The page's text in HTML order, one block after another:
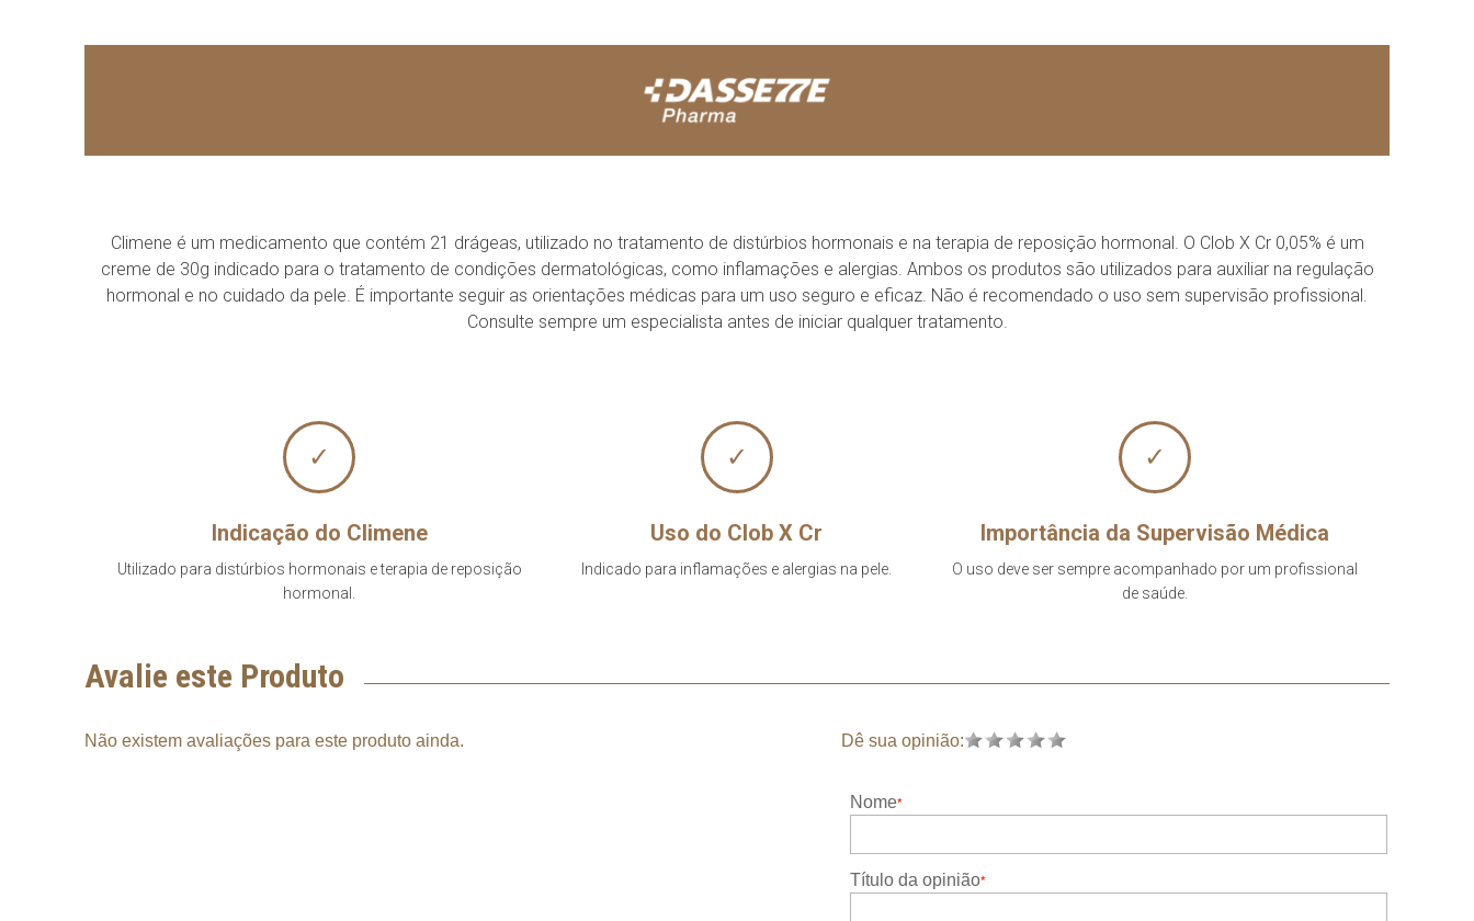
Climene é um medicamento que contém 21 drágeas, utilizado no tratamento de distúrbios hormonais e na terapia de reposição hormonal. O Clob X Cr 0,05% é um
creme de 30g indicado para o tratamento de condições dermatológicas, como inflamações e alergias. Ambos os produtos são utilizados para auxiliar na regulação
hormonal e no cuidado da pele. É importante seguir as orientações médicas para um uso seguro e eficaz. Não é recomendado o uso sem supervisão profissional.
Consulte sempre um especialista antes de iniciar qualquer tratamento.
✓
Indicação do Climene
Utilizado para distúrbios hormonais e terapia de reposição
hormonal.
✓
Uso do Clob X Cr
Indicado para inflamações e alergias na pele.
✓
Importância da Supervisão Médica
O uso deve ser sempre acompanhado por um profissional
de saúde.
Avalie este Produto
Não existem avaliações para este produto ainda. Dê sua opinião:
Nome
Título da opinião